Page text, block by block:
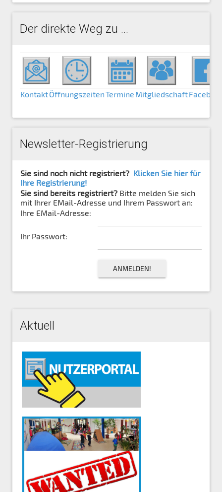
Der direkte Weg zu ...
KontaktÖffnungszeitenTermine Mitgliedschaft
Newsletter-Registrierung
Sie sind noch nicht registriert? Klicken Sie hier für
Ihre Registrierung!
Sie sind bereits registriert? Bitte melden Sie sich
mit Ihrer EMail-Adresse und Ihrem Passwort an:
Ihre EMail-Adresse:
Ihr Passwort:
Aktuell